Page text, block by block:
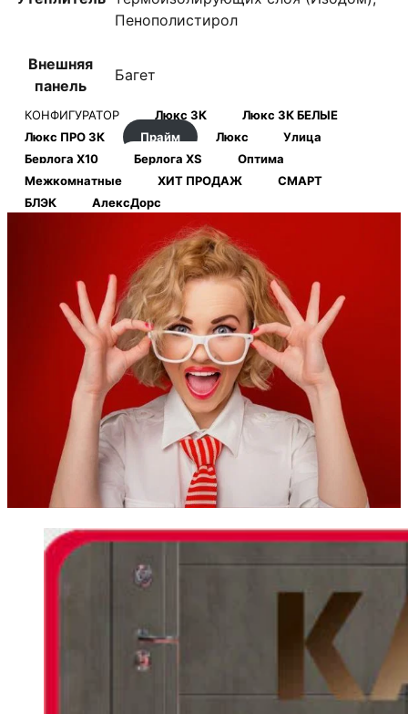
Пенополистирол
Внешняя
панель
Багет
КОНФИГУРАТОР Люкс 3К
Люкс 3К БЕЛЫЕ
Люкс ПРО 3К
Прайм Люкс
Улица
Берлога Х10
Берлога XS
Оптима
Межкомнатные
ХИТ ПРОДАЖ
СМАРТ
БЛЭК
АлексДорс